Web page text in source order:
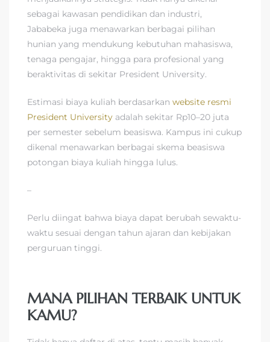
sebagai kawasan pendidikan dan industri,
Jababeka juga menawarkan berbagai pilihan
hunian yang mendukung kebutuhan mahasiswa,
tenaga pengajar, hingga para profesional yang
beraktivitas di sekitar President University.
Estimasi biaya kuliah berdasarkan website resmi
President University adalah sekitar Rp10–20 juta
per semester sebelum beasiswa. Kampus ini cukup
dikenal menawarkan berbagai skema beasiswa
potongan biaya kuliah hingga lulus.
–
Perlu diingat bahwa biaya dapat berubah sewaktu-
waktu sesuai dengan tahun ajaran dan kebijakan
perguruan tinggi.
MANA PILIHAN TERBAIK UNTUK
KAMU?